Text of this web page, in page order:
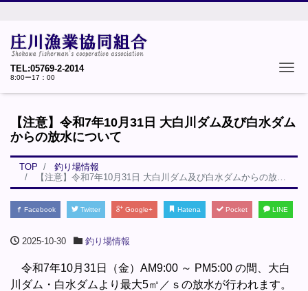
TEL:05769-2-2014
8:00ー17：00
【注意】令和7年10月31日 大白川ダム及び白水ダム
からの放水について
TOP
釣り場情報
【注意】令和7年10月31日 大白川ダム及び白水ダムからの放水について
Facebook Twitter Google+ Hatena Pocket LINE
2025-10-30 釣り場情報
令和7年10月31日（金）AM9:00 ～ PM5:00 の間、大白
川ダム・白水ダムより最大5㎥／ｓの放水が行われます。